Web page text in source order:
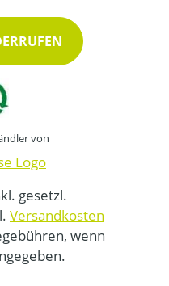
von
gesetzl.
Versandkosten
wenn